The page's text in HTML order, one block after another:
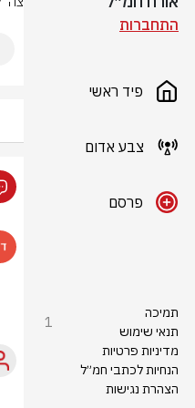
התחברות
פיד ראשי
צבע אדום
פרסם
תמיכה
תנאי שימוש
מדיניות פרטיות
הנחיות לכתבי חמ״ל
הצהרת נגישות
1